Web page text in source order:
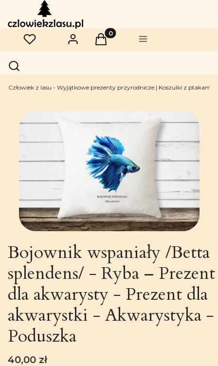
Ulubione Zaloguj sięProdukty w koszyku: 0.
Koszyk Menu
Otwórz wyszukiwarkę
Szukaj
Człowiek z lasu - Wyjątkowe prezenty przyrodnicze | Koszulki z ptakami |
Bojownik wspaniały /Betta
splendens/ - Ryba – Prezent
dla akwarysty - Prezent dla
akwarystki - Akwarystyka -
Poduszka
Cena
40,00 zł